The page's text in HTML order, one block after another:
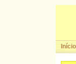
Início